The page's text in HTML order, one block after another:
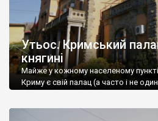
Утьос. Кримський
княгині
Майже у кожному населеному
Криму є свій палац (а часто і не